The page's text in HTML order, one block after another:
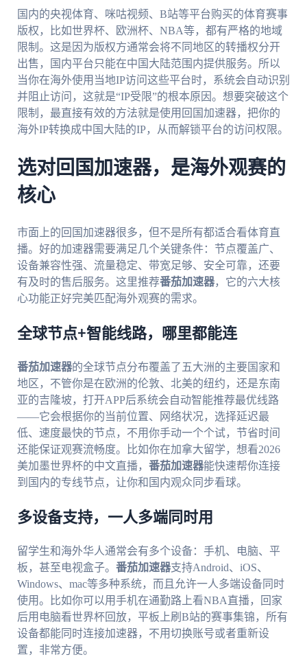
国内的央视体育、咪咕视频、B站等平台购买的体育赛事
版权，比如世界杯、欧洲杯、NBA等，都有严格的地域
限制。这是因为版权方通常会将不同地区的转播权分开
出售，国内平台只能在中国大陆范围内提供服务。所以
当你在海外使用当地IP访问这些平台时，系统会自动识别
并阻止访问，这就是“IP受限”的根本原因。想要突破这个
限制，最直接有效的方法就是使用回国加速器，把你的
海外IP转换成中国大陆的IP，从而解锁平台的访问权限。
选对回国加速器，是海外观赛的
核心
市面上的回国加速器很多，但不是所有都适合看体育直
播。好的加速器需要满足几个关键条件：节点覆盖广、
设备兼容性强、流量稳定、带宽足够、安全可靠，还要
有及时的售后服务。这里推荐番茄加速器，它的六大核
心功能正好完美匹配海外观赛的需求。
全球节点+智能线路，哪里都能连
番茄加速器的全球节点分布覆盖了五大洲的主要国家和
地区，不管你是在欧洲的伦敦、北美的纽约，还是东南
亚的吉隆坡，打开APP后系统会自动智能推荐最优线路
——它会根据你的当前位置、网络状况，选择延迟最
低、速度最快的节点，不用你手动一个个试，节省时间
还能保证观赛流畅度。比如你在加拿大留学，想看2026
美加墨世界杯的中文直播， 番茄加速器能快速帮你连接
到国内的专线节点，让你和国内观众同步看球。
多设备支持，一人多端同时用
留学生和海外华人通常会有多个设备：手机、电脑、平
板，甚至电视盒子。 番茄加速器支持Android、iOS、
Windows、mac等多种系统，而且允许一人多端设备同时
使用。比如你可以用手机在通勤路上看NBA直播，回家
后用电脑看世界杯回放，平板上刷B站的赛事集锦，所有
设备都能同时连接加速器，不用切换账号或者重新设
置，非常方便。